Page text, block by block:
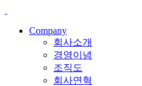
Company
회사소개
경영이념
조직도
회사연혁